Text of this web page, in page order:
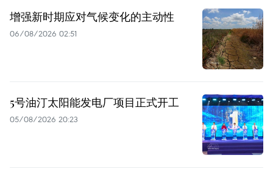
增强新时期应对气候变化的主动性
06/08/2026 02:51
5号油汀太阳能发电厂项目正式开工
05/08/2026 20:23